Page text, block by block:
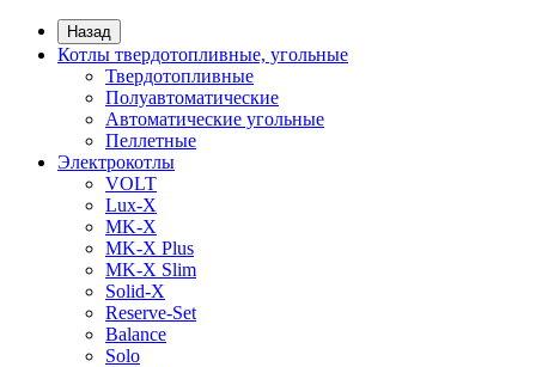
Назад
Котлы твердотопливные, угольные
Твердотопливные
Полуавтоматические
Автоматические угольные
Пеллетные
Электрокотлы
VOLT
Lux-X
MK-X
MK-X Plus
MK-X Slim
Solid-X
Reserve-Set
Balance
Solo